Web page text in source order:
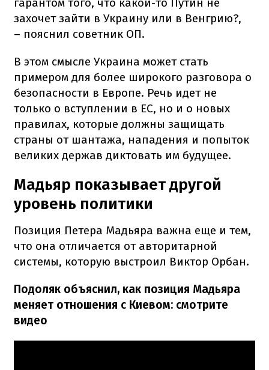
захочет зайти в Украину или в Венгрию?,
– пояснил советник ОП.
В этом смысле Украина может стать
примером для более широкого разговора о
безопасности в Европе. Речь идет не
только о вступлении в ЕС, но и о новых
правилах, которые должны защищать
страны от шантажа, нападения и попыток
великих держав диктовать им будущее.
Мадьяр показывает другой
уровень политики
Позиция Петера Мадьяра важна еще и тем,
что она отличается от авторитарной
системы, которую выстроил Виктор Орбан.
Подоляк объяснил, как позиция Мадьяра
меняет отношения с Киевом: смотрите
видео